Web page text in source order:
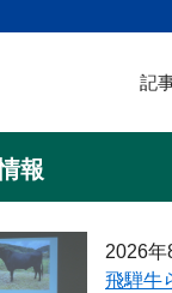
記
報
2026
飛騨牛